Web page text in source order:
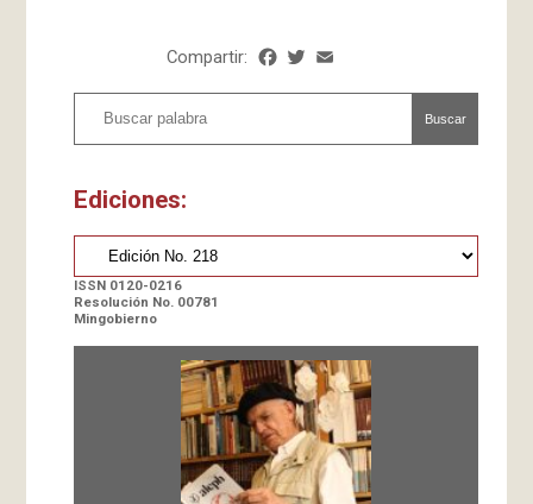
Compartir: Facebook
Twitter
Buscar
Ediciones:
ISSN 0120-0216
Resolución No. 00781
Mingobierno